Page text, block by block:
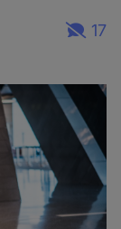
17